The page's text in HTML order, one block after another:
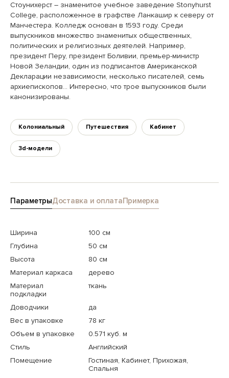
Стоунихерст – знаменитое учебное заведение Stonyhurst
College, расположенное в графстве Ланкашир к северу от
Манчестера. Колледж основан в 1593 году. Среди
выпускников множество знаменитых общественных,
политических и религиозных деятелей. Например,
президент Перу, президент Боливии, премьер-министр
Новой Зеландии, один из подписантов Американской
Декларации независимости, несколько писателей, семь
архиепископов… Интересно, что трое выпускников были
канонизированы.
Колониальный Путешествия Кабинет
3d-модели
ПараметрыДоставка и оплатаПримерка
Ширина
100 см
Глубина
50 см
Высота
80 см
Материал каркаса
дерево
Материал
подкладки
ткань
Доводчики
да
Вес в упаковке
78 кг
Объем в упаковке
0.571 куб. м
Стиль
Английский
Помещение
Гостиная, Кабинет, Прихожая,
Спальня